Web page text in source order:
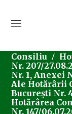
Consiliu
Nr. 207/
Nr. 1, Anexei
Ale Hotărârii
București Nr.
Hotărârea
Nr. 147/